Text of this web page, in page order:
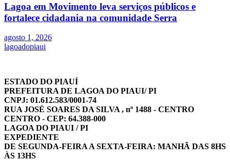
Lagoa em Movimento leva serviços públicos e
fortalece cidadania na comunidade Serra
agosto 1, 2026
lagoadopiaui
ESTADO DO PIAUÍ
PREFEITURA DE LAGOA DO PIAUI/ PI
CNPJ: 01.612.583/0001-74
RUA JOSÉ SOARES DA SILVA , nº 1488 - CENTRO
CENTRO - CEP: 64.388-000
LAGOA DO PIAUI / PI
EXPEDIENTE
DE SEGUNDA-FEIRA A SEXTA-FEIRA: MANHÃ DAS 8HS
ÀS 13HS